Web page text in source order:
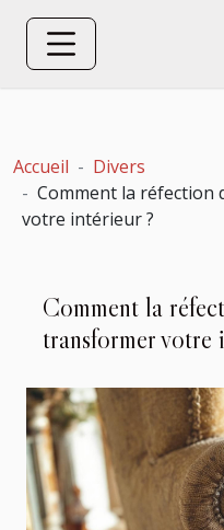
Accueil
Divers
Comment la réfection
votre intérieur ?
Comment la
transformer votre